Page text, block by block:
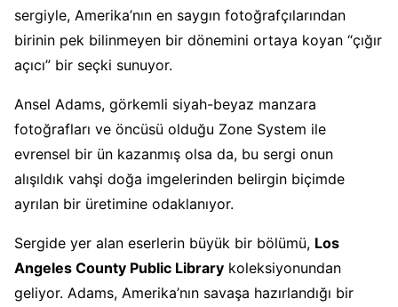
sergiyle, Amerika’nın en saygın fotoğrafçılarından
birinin pek bilinmeyen bir dönemini ortaya koyan “çığır
açıcı” bir seçki sunuyor.
Ansel Adams, görkemli siyah-beyaz manzara
fotoğrafları ve öncüsü olduğu Zone System ile
evrensel bir ün kazanmış olsa da, bu sergi onun
alışıldık vahşi doğa imgelerinden belirgin biçimde
ayrılan bir üretimine odaklanıyor.
Sergide yer alan eserlerin büyük bir bölümü, Los
Angeles County Public Library koleksiyonundan
geliyor. Adams, Amerika’nın savaşa hazırlandığı bir